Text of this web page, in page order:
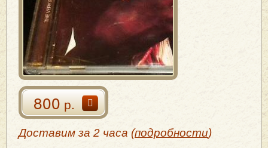
800р.
Доставим за 2 часа (подробности)